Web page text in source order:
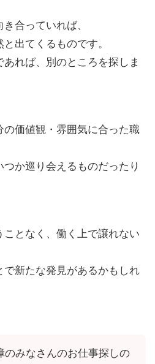
合っていれば、
出てくるものです。
れば、別のところを探しま
価値観・雰囲気に合った職
か巡り会えるものだったり
となく、働く上で譲れない
新たな発見があるかもしれ
のみなさんのお仕事探しの